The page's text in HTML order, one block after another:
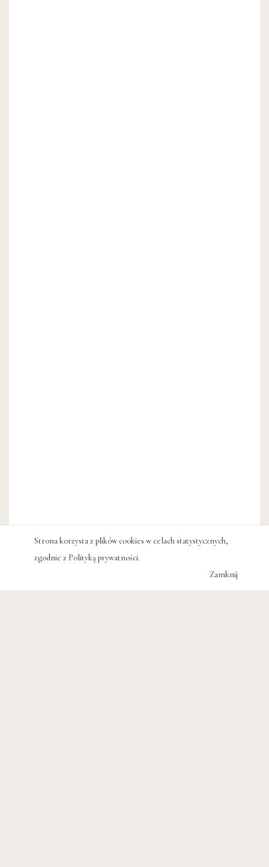
Strona korzysta z plików cookies w celach statystycznych,
zgodnie z Polityką prywatności.
Zamknij